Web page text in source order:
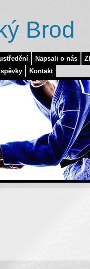
Napsali o nás
Kontakt
Brod